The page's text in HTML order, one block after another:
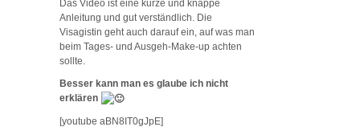
Das Video ist eine kurze und knappe
Anleitung und gut verständlich. Die
Visagistin geht auch darauf ein, auf was man
beim Tages- und Ausgeh-Make-up achten
sollte.
Besser kann man es glaube ich nicht
erklären
[youtube aBN8IT0gJpE]